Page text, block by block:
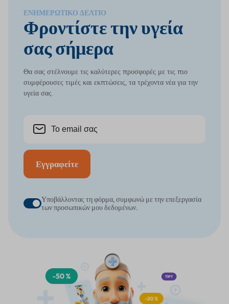
ΕΝΗΜΕΡΩΤΙΚΌ ΔΕΛΤΊΟ
Φροντίστε την υγεία
σας σήμερα
Θα σας στέλνουμε τις καλύτερες προσφορές με τις πιο
συμφέρουσες τιμές και εκπτώσεις, τα τρέχοντα νέα για την
υγεία σας.
Εγγραφείτε
Υποβάλλοντας τη φόρμα, συμφωνώ με την επεξεργασία
των προσωπικών μου δεδομένων.